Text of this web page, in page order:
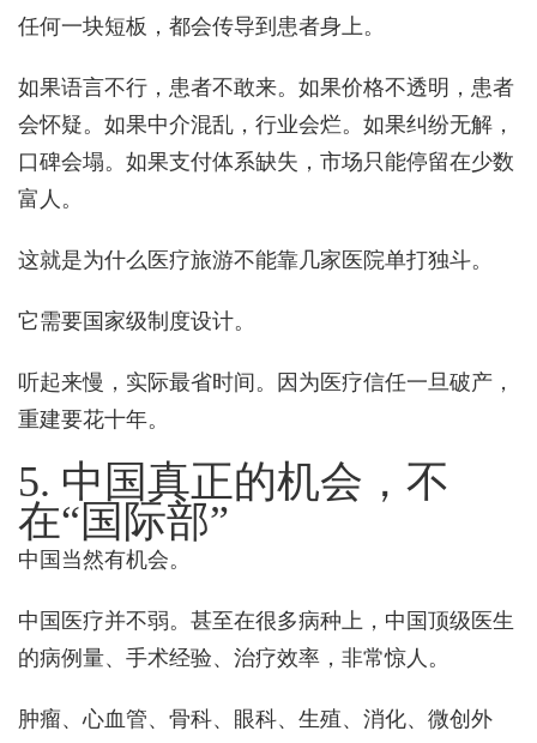
任何一块短板，都会传导到患者身上。
如果语言不行，患者不敢来。如果价格不透明，患者
会怀疑。如果中介混乱，行业会烂。如果纠纷无解，
口碑会塌。如果支付体系缺失，市场只能停留在少数
富人。
这就是为什么医疗旅游不能靠几家医院单打独斗。
它需要国家级制度设计。
听起来慢，实际最省时间。因为医疗信任一旦破产，
重建要花十年。
5. 中国真正的机会，不
在“国际部”
中国当然有机会。
中国医疗并不弱。甚至在很多病种上，中国顶级医生
的病例量、手术经验、治疗效率，非常惊人。
肿瘤、心血管、骨科、眼科、生殖、消化、微创外